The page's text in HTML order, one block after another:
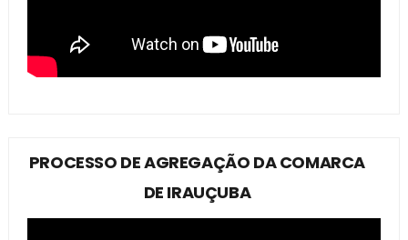
PROCESSO DE AGREGAÇÃO DA COMARCA
DE IRAUÇUBA